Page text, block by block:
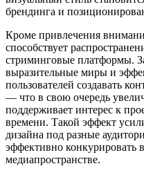
брендинга и
Кроме привлечения
способствует
стриминговые платформы.
выразительные миры и
пользователей создавать
— что в свою очередь
поддерживает интерес к
времени. Такой эффект
дизайна под разные
эффективно конкурировать
медиапространстве.